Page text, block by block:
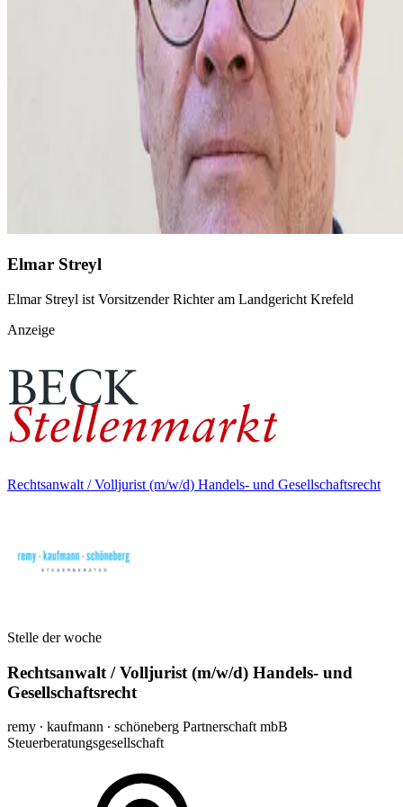
Elmar Streyl
Elmar Streyl ist Vorsitzender Richter am Landgericht Krefeld
Anzeige
Rechtsanwalt / Volljurist (m/w/d) Handels- und Gesellschaftsrecht
Stelle der woche
Rechtsanwalt / Volljurist (m/w/d) Handels- und
Gesellschaftsrecht
remy ∙ kaufmann ∙ schöneberg Partnerschaft mbB
Steuerberatungsgesellschaft